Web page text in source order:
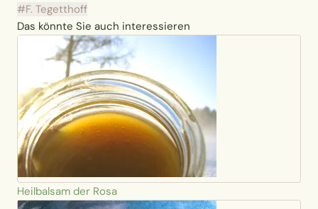
#F. Tegetthoff
Das könnte Sie auch interessieren
Heilbalsam der Rosa